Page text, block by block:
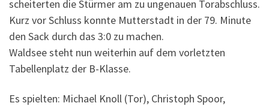
scheiterten die Stürmer am zu ungenauen Torabschluss.
Kurz vor Schluss konnte Mutterstadt in der 79. Minute
den Sack durch das 3:0 zu machen.
Waldsee steht nun weiterhin auf dem vorletzten
Tabellenplatz der B-Klasse.
Es spielten: Michael Knoll (Tor), Christoph Spoor,